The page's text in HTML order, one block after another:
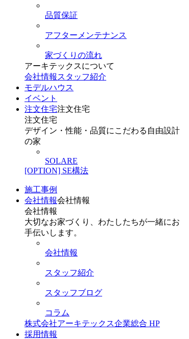
品質保証
アフターメンテナンス
家づくりの流れ
アーキテックスについて
会社情報 スタッフ紹介
モデルハウス
イベント
注文住宅注文住宅
注文住宅
デザイン・性能・品質にこだわる自由設計
の家
SOLARE
[OPTION] SE構法
施工事例
会社情報会社情報
会社情報
大切なお家づくり、わたしたちが一緒にお
手伝いします。
会社情報
スタッフ紹介
スタッフブログ
コラム
株式会社アーキテックス企業総合 HP
採用情報